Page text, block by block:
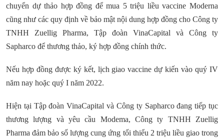
chuyển dự thảo hợp đồng để mua 5 triệu liều vaccine Moderna
cũng như các quy định về bảo mật nội dung hợp đồng cho Công ty
TNHH Zuellig Pharma, Tập đoàn VinaCapital và Công ty
Sapharco để thương thảo, ký hợp đồng chính thức.
Nếu hợp đồng được ký kết, lịch giao vaccine dự kiến vào quý IV
năm nay hoặc quý I năm 2022.
Hiện tại Tập đoàn VinaCapital và Công ty Sapharco đang tiếp tục
thương lượng và yêu cầu Modema, Công ty TNHH Zuellig
Pharma đảm bảo số lượng cung ứng tối thiểu 2 triệu liều giao trong